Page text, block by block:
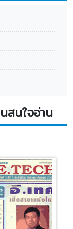
สนใจอ่าน